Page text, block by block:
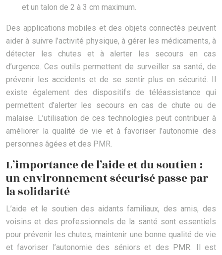
et un talon de 2 à 3 cm maximum.
Des applications mobiles et des objets connectés peuvent
aider à suivre l’activité physique, à gérer les médicaments, à
détecter les chutes et à alerter les secours en cas
d’urgence. Ces outils permettent de surveiller sa santé, de
prévenir les accidents et de se sentir plus en sécurité. Il
existe également des dispositifs de téléassistance qui
permettent d’alerter les secours en cas de chute ou de
malaise. L’utilisation de ces technologies peut contribuer à
améliorer la qualité de vie et à favoriser l’autonomie des
personnes âgées et des PMR.
L’importance de l’aide et du soutien :
un environnement sécurisé passe par
la solidarité
L’aide et le soutien des aidants familiaux, des amis, des
voisins et des professionnels de la santé sont essentiels
pour prévenir les chutes, maintenir une bonne qualité de vie
et favoriser l’autonomie des séniors et des PMR. Il est